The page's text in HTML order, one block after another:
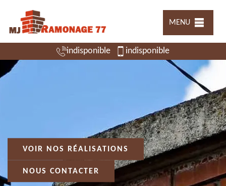
MENU
indisponible indisponible
VOIR NOS RÉALISATIONS
NOUS CONTACTER